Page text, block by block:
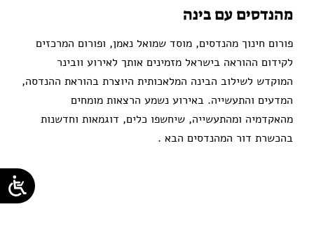
מהנדסים עם בינה
פורום חינוך מהנדסים, מוסד שמואל נאמן, ופורום המרכזים
לקידום ההוראה בישראל מזמינים אותך לאירוע וובינר
המוקדש לשילוב הבינה המלאכותית היוצרת בהוראת ההנדסה,
המדעים והתעשייה. באירוע נשמע הרצאות מומחים
מהאקדמיה ומהתעשייה, שיחשפו כלים, דוגמאות וחדשנות
בהכשרת דור המהנדסים הבא .